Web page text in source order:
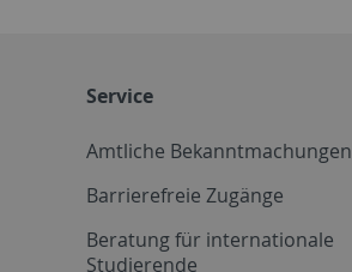
Service
Amtliche Bekanntmachungen
Barrierefreie Zugänge
Beratung für internationale
Studierende